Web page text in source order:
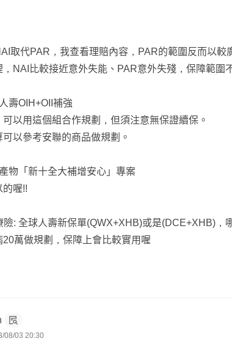
取代PAR，我查看理賠內容，PAR的範圍反而以較
，NAI比較接近意外失能、PAR意外失殘，保障範圍
壽OIH+OII補強
以用這個組合作規劃，但須注意無保證續保。
以參考安聯的商品做規劃。
物「新十全大補增安心」專案
的喔!!
險: 全球人壽新保單(QWX+XHB)或是(DCE+XHB)，
20萬做規劃，保障上會比較實用喔
議，如果想進一步討論或諮詢，請點我頭像傳送訊息
08/03 20:30